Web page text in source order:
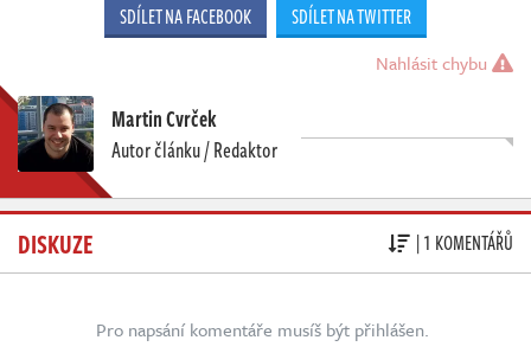
SDÍLET NA FACEBOOK SDÍLET NA TWITTER
Nahlásit chybu
Martin Cvrček
Autor článku / Redaktor
DISKUZE | 1 KOMENTÁŘŮ
Pro napsání komentáře musíš být přihlášen.